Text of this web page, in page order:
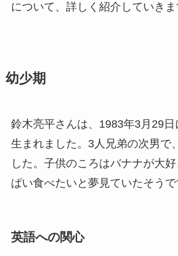
について、詳しく紹介していきま
幼少期
鈴木亮平さんは、1983年3月29
生まれました。3人兄弟の次男で
した。子供のころはバナナが大
ぱい食べたいと夢見ていたそうで
英語への関心